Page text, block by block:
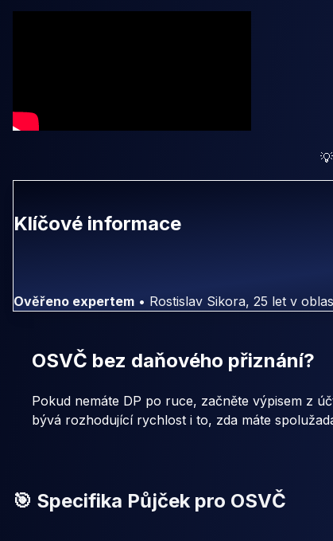
Klíčové informace
Ověřeno expertem • Rostislav Sikora, 25 let v
OSVČ bez daňového přiznání?
Pokud nemáte DP po ruce, začněte výpisem z
bývá rozhodující rychlost i to, zda máte
🎯 Specifika Půjček pro OSVČ